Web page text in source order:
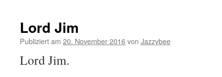
Lord Jim
Publiziert am 20. November 2016von Jazzybee
Lord Jim.